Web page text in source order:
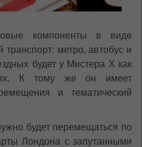
компоненты в виде
метро, автобус и
будет у Мистера Х как
К тому же он имеет
и тематический
будет перемещаться по
Лондона с запутанными